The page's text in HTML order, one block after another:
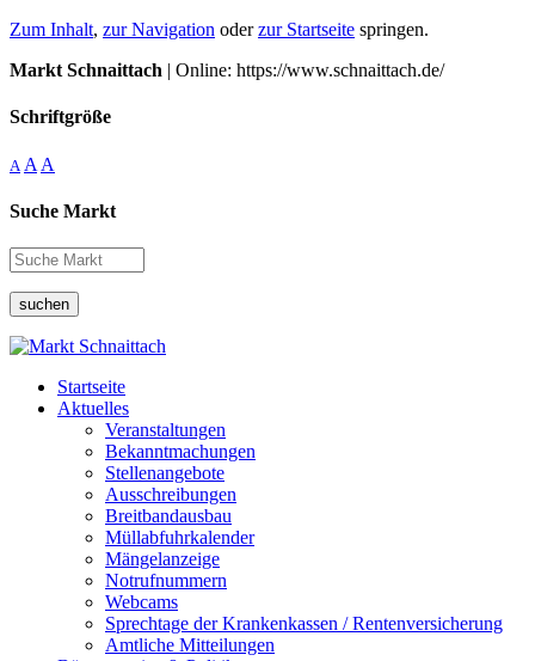
Zum Inhalt, zur Navigation oderzur Startseite springen.
Markt Schnaittach | Online: https://www.schnaittach.de/
Schriftgröße
A A A
Suche Markt
suchen
Startseite
Aktuelles
Veranstaltungen
Bekanntmachungen
Stellenangebote
Ausschreibungen
Breitbandausbau
Müllabfuhrkalender
Mängelanzeige
Notrufnummern
Webcams
Sprechtage der Krankenkassen / Rentenversicherung
Amtliche Mitteilungen